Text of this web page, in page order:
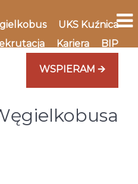
UKS Kuźnica
Kariera BIP
WSPIERAM 🡪